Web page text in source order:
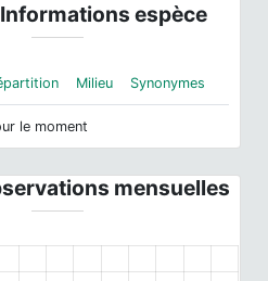
Informations espèce
Milieu Synonymes
le moment
mensuelles